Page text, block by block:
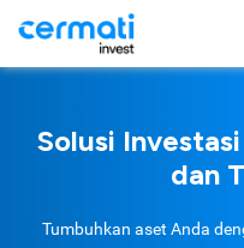
Solusi
dan
Tumbuhkan aset Anda